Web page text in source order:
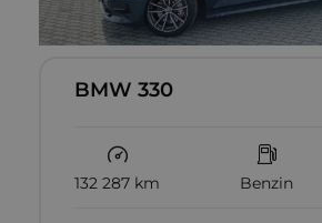
BMW 330
132 287 km Benzin